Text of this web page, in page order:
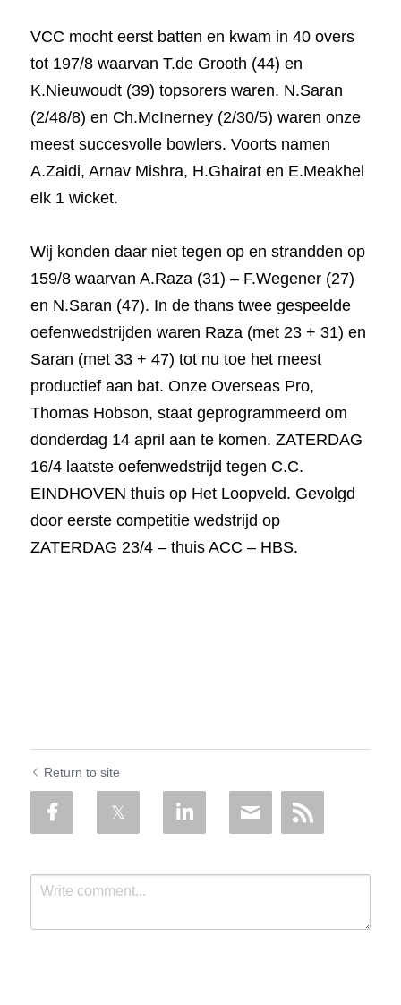
VCC mocht eerst batten en kwam in 40 overs
tot 197/8 waarvan T.de Grooth (44) en
K.Nieuwoudt (39) topsorers waren. N.Saran
(2/48/8) en Ch.McInerney (2/30/5) waren onze
meest succesvolle bowlers. Voorts namen
A.Zaidi, Arnav Mishra, H.Ghairat en E.Meakhel
elk 1 wicket.
Wij konden daar niet tegen op en strandden op
159/8 waarvan A.Raza (31) – F.Wegener (27)
en N.Saran (47). In de thans twee gespeelde
oefenwedstrijden waren Raza (met 23 + 31) en
Saran (met 33 + 47) tot nu toe het meest
productief aan bat. Onze Overseas Pro,
Thomas Hobson, staat geprogrammeerd om
donderdag 14 april aan te komen. ZATERDAG
16/4 laatste oefenwedstrijd tegen C.C.
EINDHOVEN thuis op Het Loopveld. Gevolgd
door eerste competitie wedstrijd op
ZATERDAG 23/4 – thuis ACC – HBS.
Return to site